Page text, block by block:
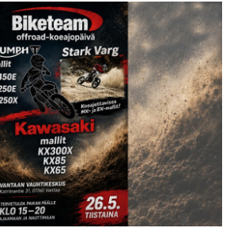
Luo uusi käyttäjätili
Vaihda salasana
ENDURO
MOTOCROSS
CROSS COUNTRY
MUUT LAJIT
YLEISTÄ ALALTA
LUE DIGILEHDET
ASIAKASPALVELU JA